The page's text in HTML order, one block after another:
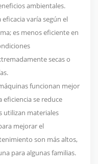
ambientales.
eficacia varía según el
es menos eficiente en
secas o
funcionan mejor
eficiencia se reduce
utilizan materiales
mejorar el
son más altos,
para algunas familias.